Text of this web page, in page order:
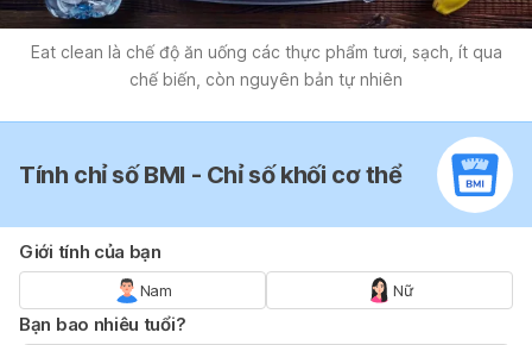
Eat clean là chế độ ăn uống các thực phẩm tươi, sạch, ít qua
chế biến, còn nguyên bản tự nhiên
Tính chỉ số BMI - Chỉ số khối cơ thể
Giới tính của bạn
Nam Nữ
Bạn bao nhiêu tuổi?